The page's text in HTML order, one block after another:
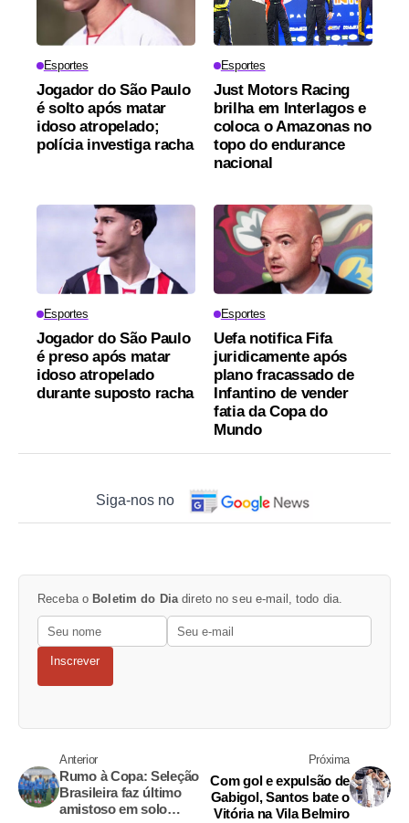
Esportes
Jogador do São Paulo
é solto após matar
idoso atropelado;
polícia investiga racha
Esportes
Just Motors Racing
brilha em Interlagos e
coloca o Amazonas no
topo do endurance
nacional
Esportes
Jogador do São Paulo
é preso após matar
idoso atropelado
durante suposto racha
Esportes
Uefa notifica Fifa
juridicamente após
plano fracassado de
Infantino de vender
fatia da Copa do
Mundo
Siga-nos no
Receba o Boletim do Dia direto no seu e-mail, todo dia.
Inscrever
Anterior
Rumo à Copa: Seleção
Brasileira faz último
amistoso em solo
Próxima
Com gol e expulsão de
Gabigol, Santos bate o
Vitória na Vila Belmiro